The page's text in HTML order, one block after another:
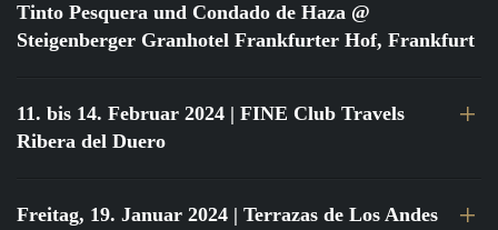
Tinto Pesquera und Condado de Haza @
Steigenberger Granhotel Frankfurter Hof, Frankfurt
11. bis 14. Februar 2024 | FINE Club Travels
Ribera del Duero
Freitag, 19. Januar 2024 | Terrazas de Los Andes